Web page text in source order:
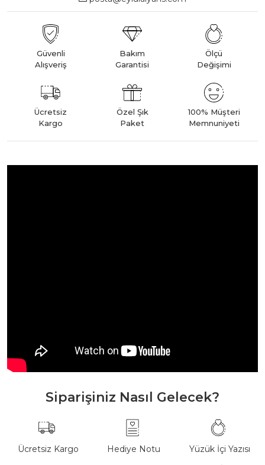
Güvenli
Alışveriş
Bakım
Garantisi
Ölçü
Değişimi
Ücretsiz
Kargo
Özel Şık
Paket
100% Müşteri
Memnuniyeti
Siparişiniz Nasıl Gelecek?
Ücretsiz Kargo Hediye Notu Yüzük İçi Yazısı